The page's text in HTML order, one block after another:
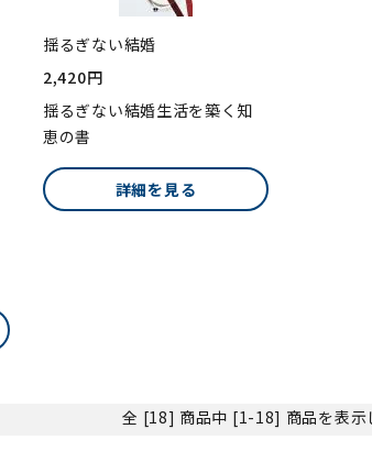
揺るぎない結婚
2,420円
揺るぎない結婚生活を築く知
恵の書
詳細を見る
全 [18] 商品中 [1-18] 商品を表示